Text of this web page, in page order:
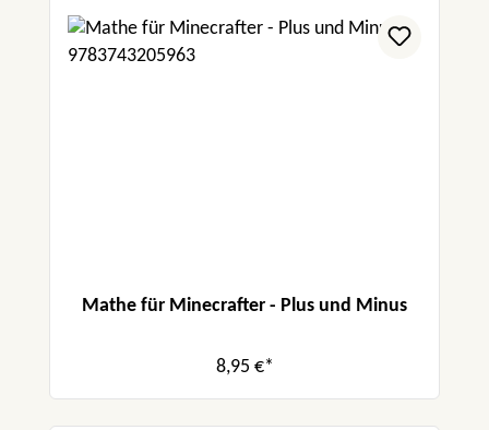
Mathe für Minecrafter - Plus und Minus
8,95 €*